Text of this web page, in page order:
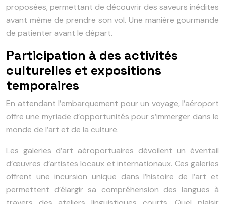
proposées, permettant de découvrir des saveurs inédites
avant même de prendre son vol. Une manière gourmande
de patienter avant le départ.
Participation à des activités
culturelles et expositions
temporaires
En attendant l’embarquement pour un voyage, l’aéroport
offre une myriade d’opportunités pour s’immerger dans le
monde de l’art et de la culture.
Les galeries d’art aéroportuaires dévoilent un éventail
d’œuvres d’artistes locaux et internationaux. Ces galeries
offrent une incursion unique dans l’histoire de l’art et
permettent d’élargir sa compréhension des langues à